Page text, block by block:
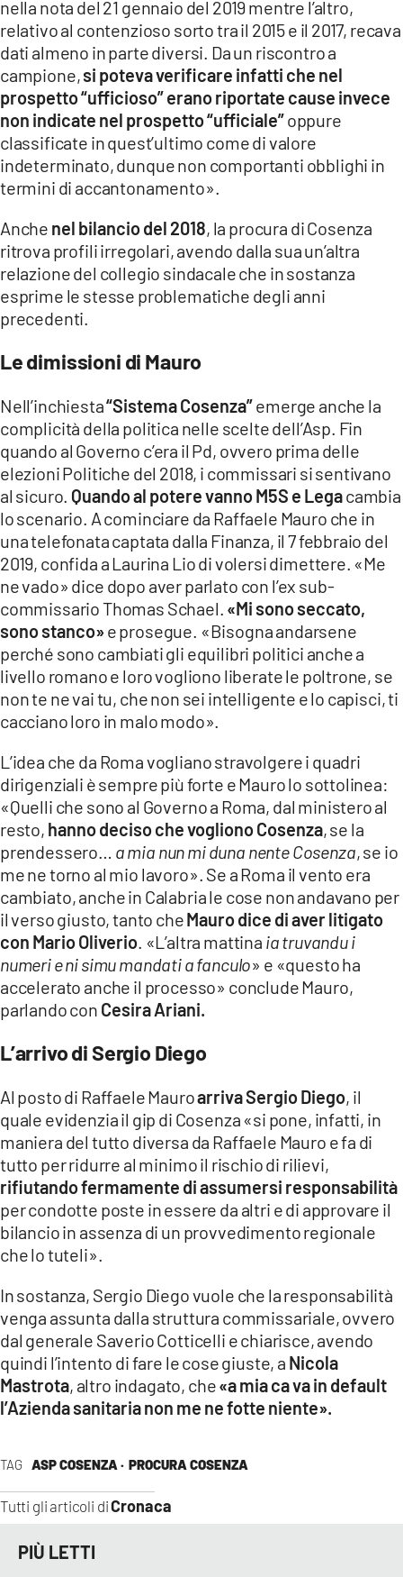
TAG ASP COSENZA · PROCURA COSENZA
Tutti gli articoli diCronaca
nella nota del 21 gennaio del 2019 mentre l’altro,
relativo al contenzioso sorto tra il 2015 e il 2017, recava
dati almeno in parte diversi. Da un riscontro a
campione,si poteva verificare infatti che nel
prospetto “ufficioso” erano riportate cause invece
non indicate nel prospetto “ufficiale”oppure
classificate in quest’ultimo come di valore
indeterminato, dunque non comportanti obblighi in
termini di accantonamento».
Anche nel bilancio del 2018, la procura di Cosenza
ritrova profili irregolari, avendo dalla sua un’altra
relazione del collegio sindacale che in sostanza
esprime le stesse problematiche degli anni
precedenti.
Le dimissioni di Mauro
Nell’inchiesta“Sistema Cosenza”emerge anche la
complicità della politica nelle scelte dell’Asp. Fin
quando al Governo c’era il Pd, ovvero prima delle
elezioni Politiche del 2018, i commissari si sentivano
al sicuro. Quando al potere vanno M5S e Legacambia
lo scenario. A cominciare da Raffaele Mauro che in
una telefonata captata dalla Finanza, il 7 febbraio del
2019, confida a Laurina Lio di volersi dimettere. «Me
ne vado» dice dopo aver parlato con l’ex sub-
commissario Thomas Schael. «Mi sono seccato,
sono stanco»e prosegue. «Bisogna andarsene
perché sono cambiati gli equilibri politici anche a
livello romano e loro vogliono liberate le poltrone, se
non te ne vai tu, che non sei intelligente e lo capisci, ti
cacciano loro in malo modo».
L’idea che da Roma vogliano stravolgere i quadri
dirigenziali è sempre più forte e Mauro lo sottolinea:
«Quelli che sono al Governo a Roma, dal ministero al
resto, hanno deciso che vogliono Cosenza, se la
prendessero… a mia nun mi duna nente Cosenza, se io
me ne torno al mio lavoro». Se a Roma il vento era
cambiato, anche in Calabria le cose non andavano per
il verso giusto, tanto cheMauro dice di aver litigato
con Mario Oliverio . «L’altra mattina ia truvandu i
numeri e ni simu mandati a fanculo» e «questo ha
accelerato anche il processo» conclude Mauro,
parlando con Cesira Ariani.
L’arrivo di Sergio Diego
Al posto di Raffaele Mauroarriva Sergio Diego, il
quale evidenzia il gip di Cosenza «si pone, infatti, in
maniera del tutto diversa da Raffaele Mauro e fa di
tutto per ridurre al minimo il rischio di rilievi,
rifiutando fermamente di assumersi responsabilità
per condotte poste in essere da altri e di approvare il
bilancio in assenza di un provvedimento regionale
che lo tuteli».
In sostanza, Sergio Diego vuole che la responsabilità
venga assunta dalla struttura commissariale, ovvero
dal generale Saverio Cotticelli e chiarisce, avendo
quindi l’intento di fare le cose giuste, a Nicola
Mastrota, altro indagato, che«a mia ca va in default
l’Azienda sanitaria non me ne fotte niente».
PIÙ LETTI